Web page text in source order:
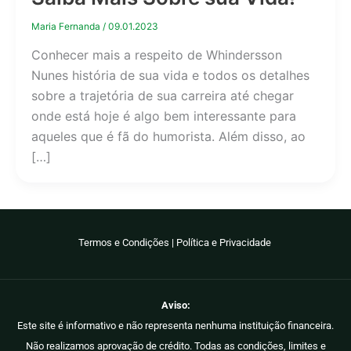
Maria Fernanda / 09.01.2023
Conhecer mais a respeito de Whindersson
Nunes história de sua vida e todos os detalhes
sobre a trajetória de sua carreira até chegar
onde está hoje é algo bem interessante para
aqueles que é fã do humorista. Além disso, ao
[…]
Termos e Condições | Política e Privacidade
Aviso:
Este site é informativo e não representa nenhuma instituição financeira.
Não realizamos aprovação de crédito. Todas as condições, limites e